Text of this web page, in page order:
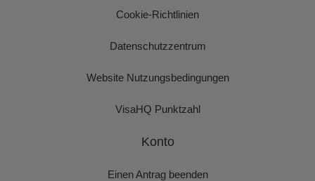
Cookie-Richtlinien
Datenschutzzentrum
Website Nutzungsbedingungen
VisaHQ Punktzahl
Konto
Einen Antrag beenden